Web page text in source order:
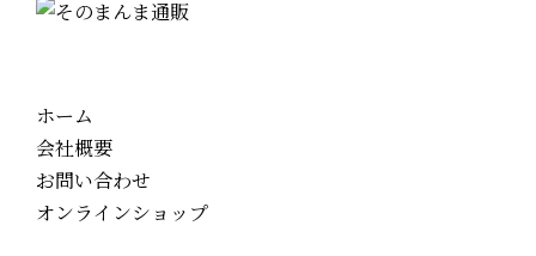
ホーム
会社概要
お問い合わせ
オンラインショップ